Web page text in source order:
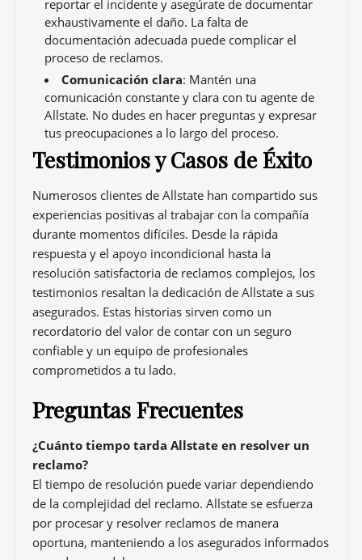
reportar el incidente y asegúrate de documentar
exhaustivamente el daño. La falta de
documentación adecuada puede complicar el
proceso de reclamos.
Comunicación clara: Mantén una
comunicación constante y clara con tu agente de
Allstate. No dudes en hacer preguntas y expresar
tus preocupaciones a lo largo del proceso.
Testimonios y Casos de Éxito
Numerosos clientes de Allstate han compartido sus
experiencias positivas al trabajar con la compañía
durante momentos difíciles. Desde la rápida
respuesta y el apoyo incondicional hasta la
resolución satisfactoria de reclamos complejos, los
testimonios resaltan la dedicación de Allstate a sus
asegurados. Estas historias sirven como un
recordatorio del valor de contar con un seguro
confiable y un equipo de profesionales
comprometidos a tu lado.
Preguntas Frecuentes
¿Cuánto tiempo tarda Allstate en resolver un
reclamo?
El tiempo de resolución puede variar dependiendo
de la complejidad del reclamo. Allstate se esfuerza
por procesar y resolver reclamos de manera
oportuna, manteniendo a los asegurados informados